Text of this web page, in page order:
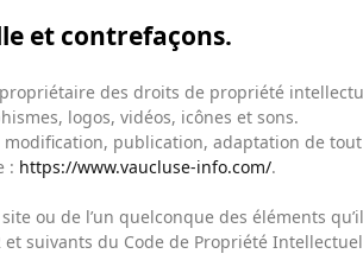
et contrefaçons.
des droits de propriété
logos, vidéos, icônes et sons.
publication, adaptation de
: https://www.vaucluse-info.com/.
ou de l’un quelconque des éléments
suivants du Code de Propriété